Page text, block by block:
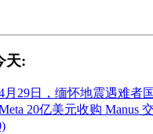
天:
月29日，缅怀地震遇难者
20亿美元收购 Manus